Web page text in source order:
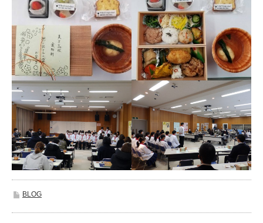
BLOG